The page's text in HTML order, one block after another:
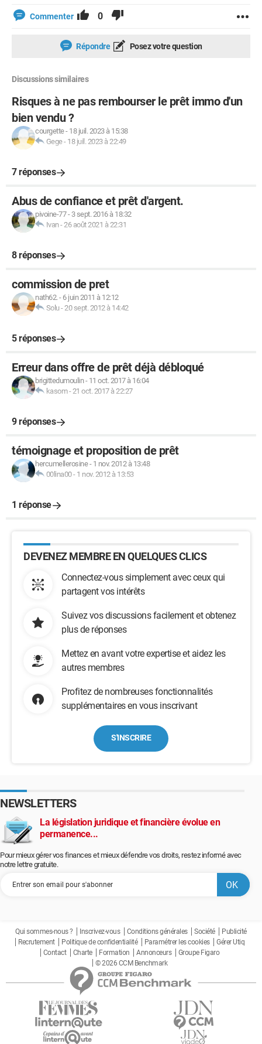
Commenter 0
Répondre Posez votre question
Discussions similaires
Risques à ne pas rembourser le prêt immo d'un
bien vendu ?
courgette- 18 juil. 2023 à 15:38
Gege- 18 juil. 2023 à 22:49
7 réponses
Abus de confiance et prêt d'argent.
pivoine-77- 3 sept. 2016 à 18:32
Ivan-26 août 2021 à 22:31
8 réponses
commission de pret
nath62.- 6 juin 2011 à 12:12
Solu-20 sept. 2012 à 14:42
5 réponses
Erreur dans offre de prêt déjà débloqué
brigittedumoulin- 11 oct. 2017 à 16:04
kasom-21 oct. 2017 à 22:27
9 réponses
témoignage et proposition de prêt
hercumellerosine- 1 nov. 2012 à 13:48
00lina00- 1 nov. 2012 à 13:53
1 réponse
DEVENEZ MEMBRE EN QUELQUES CLICS
Connectez-vous simplement avec ceux qui
partagent vos intérêts
Suivez vos discussions facilement et obtenez
plus de réponses
Mettez en avant votre expertise et aidez les
autres membres
Profitez de nombreuses fonctionnalités
supplémentaires en vous inscrivant
S'INSCRIRE
NEWSLETTERS
La législation juridique et financière évolue en
permanence...
Pour mieux gérer vos finances et mieux défendre vos droits, restez informé avec
notre lettre gratuite.
Qui sommes-nous ? Inscrivez-vous Conditions générales Société
Publicité
Recrutement
Politique de confidentialité Paramétrer les cookies
Gérer Utiq
Contact
Charte Formation Annonceurs
Groupe Figaro
© 2026 CCM Benchmark